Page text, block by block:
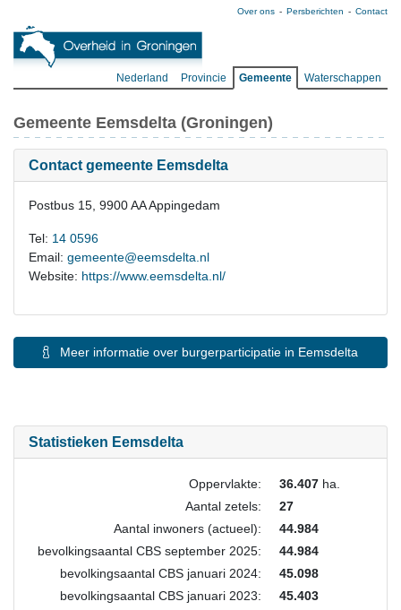
Over ons Persberichten Contact
Nederland Provincie Gemeente Waterschappen
Gemeente Eemsdelta (Groningen)
Contact gemeente Eemsdelta
Postbus 15, 9900 AA Appingedam
Tel: 14 0596
Email: gemeente@eemsdelta.nl
Website: https://www.eemsdelta.nl/
Meer informatie over burgerparticipatie in Eemsdelta
Statistieken Eemsdelta
Oppervlakte: 36.407 ha.
Aantal zetels:
27
Aantal inwoners (actueel):
44.984
bevolkingsaantal CBS september 2025:
44.984
bevolkingsaantal CBS januari 2024:
45.098
bevolkingsaantal CBS januari 2023:
45.403